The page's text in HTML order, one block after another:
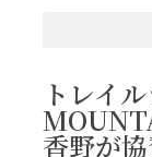
トレイ
香野が